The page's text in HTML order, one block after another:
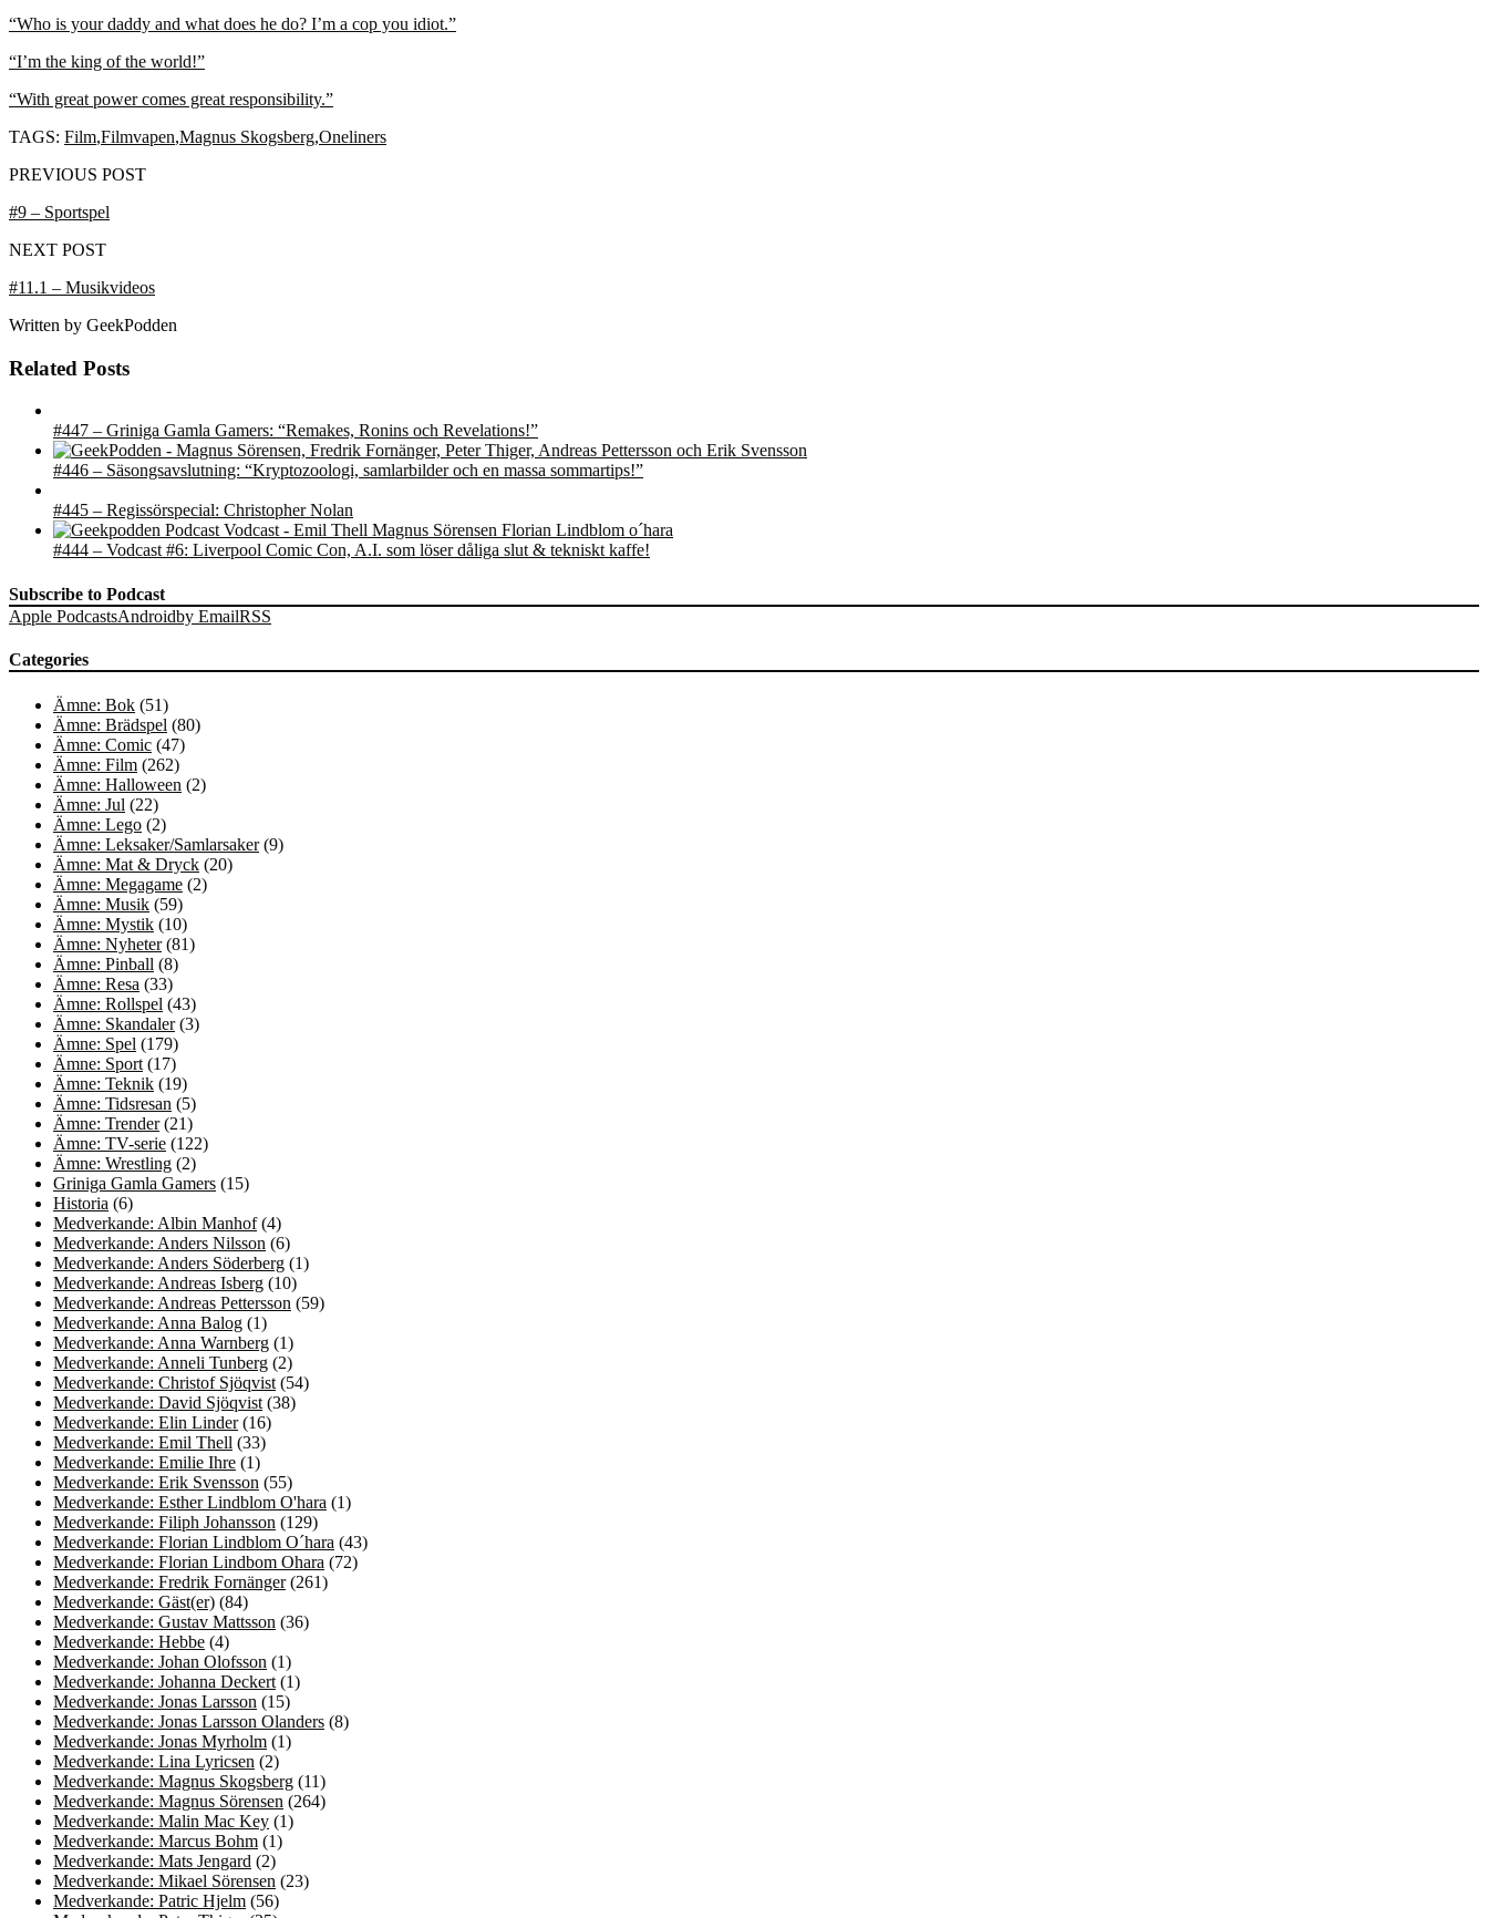
“Who is your daddy and what does he do? I’m a cop you idiot.”
“I’m the king of the world!”
“With great power comes great responsibility.”
TAGS: Film,Filmvapen,Magnus Skogsberg,Oneliners
PREVIOUS POST
#9 – Sportspel
NEXT POST
#11.1 – Musikvideos
Written by GeekPodden
Related Posts
#447 – Griniga Gamla Gamers: “Remakes, Ronins och Revelations!”
#446 – Säsongsavslutning: “Kryptozoologi, samlarbilder och en massa sommartips!”
#445 – Regissörspecial: Christopher Nolan
#444 – Vodcast #6: Liverpool Comic Con, A.I. som löser dåliga slut & tekniskt kaffe!
Subscribe to Podcast
Apple PodcastsAndroidby EmailRSS
Categories
Ämne: Bok (51)
Ämne: Brädspel (80)
Ämne: Comic (47)
Ämne: Film (262)
Ämne: Halloween (2)
Ämne: Jul (22)
Ämne: Lego (2)
Ämne: Leksaker/Samlarsaker(9)
Ämne: Mat & Dryck (20)
Ämne: Megagame (2)
Ämne: Musik (59)
Ämne: Mystik (10)
Ämne: Nyheter(81)
Ämne: Pinball (8)
Ämne: Resa (33)
Ämne: Rollspel (43)
Ämne: Skandaler(3)
Ämne: Spel (179)
Ämne: Sport (17)
Ämne: Teknik (19)
Ämne: Tidsresan (5)
Ämne: Trender(21)
Ämne: TV-serie (122)
Ämne: Wrestling (2)
Griniga Gamla Gamers (15)
Historia (6)
Medverkande: Albin Manhof(4)
Medverkande: Anders Nilsson (6)
Medverkande: Anders Söderberg (1)
Medverkande: Andreas Isberg (10)
Medverkande: Andreas Pettersson (59)
Medverkande: Anna Balog (1)
Medverkande: Anna Warnberg (1)
Medverkande: Anneli Tunberg (2)
Medverkande: Christof Sjöqvist (54)
Medverkande: David Sjöqvist (38)
Medverkande: Elin Linder(16)
Medverkande: Emil Thell (33)
Medverkande: Emilie Ihre (1)
Medverkande: Erik Svensson (55)
Medverkande: Esther Lindblom O'hara (1)
Medverkande: Filiph Johansson (129)
Medverkande: Florian Lindblom O´hara (43)
Medverkande: Florian Lindbom Ohara (72)
Medverkande: Fredrik Fornänger(261)
Medverkande: Gäst(er) (84)
Medverkande: Gustav Mattsson (36)
Medverkande: Hebbe (4)
Medverkande: Johan Olofsson (1)
Medverkande: Johanna Deckert (1)
Medverkande: Jonas Larsson (15)
Medverkande: Jonas Larsson Olanders (8)
Medverkande: Jonas Myrholm (1)
Medverkande: Lina Lyricsen (2)
Medverkande: Magnus Skogsberg (11)
Medverkande: Magnus Sörensen (264)
Medverkande: Malin Mac Key (1)
Medverkande: Marcus Bohm (1)
Medverkande: Mats Jengard (2)
Medverkande: Mikael Sörensen (23)
Medverkande: Patric Hjelm (56)